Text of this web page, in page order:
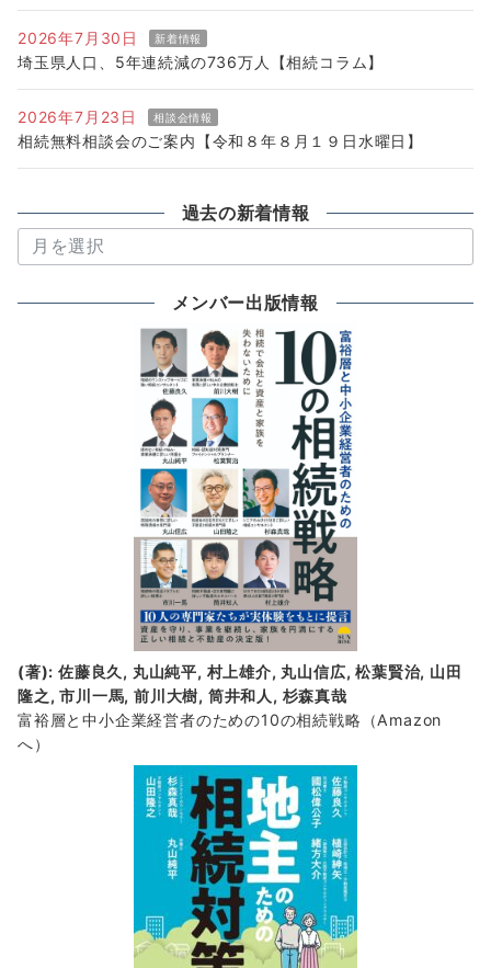
2026年7月30日 新着情報
埼玉県人口、5年連続減の736万人【相続コラム】
2026年7月23日 相談会情報
相続無料相談会のご案内【令和８年８月１９日水曜日】
過去の新着情報
去
メンバー出版情報
(著): 佐藤良久, 丸山純平, 村上雄介, 丸山信広, 松葉賢治, 山田
隆之, 市川一馬, 前川大樹, 筒井和人, 杉森真哉
富裕層と中小企業経営者のための10の相続戦略 （Amazon
へ）